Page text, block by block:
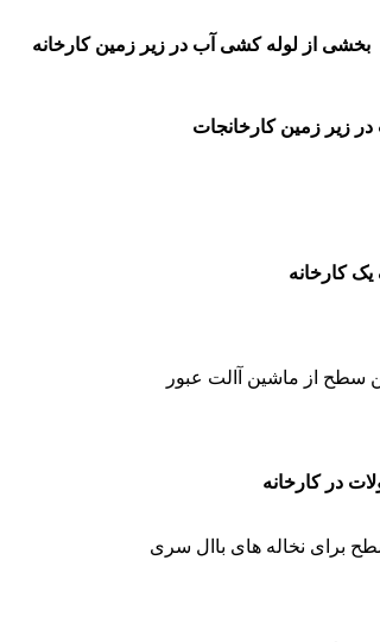
بخشی از لوله کشی آب در زیر زمین کارخانه
کارخانجات
سطح از ماشین آالت عبور
برای نخاله های باال سری